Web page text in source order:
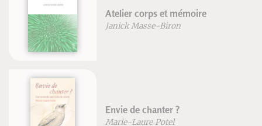
Atelier corps et mémoire
Janick Masse-Biron
Envie de chanter ?
Marie-Laure Potel